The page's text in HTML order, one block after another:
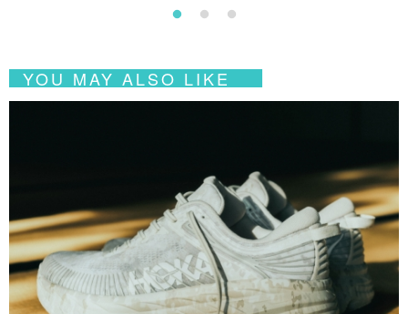
YOU MAY ALSO LIKE